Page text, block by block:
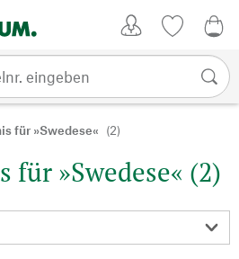
für »Swedese« (2)
für »Swedese« (2)